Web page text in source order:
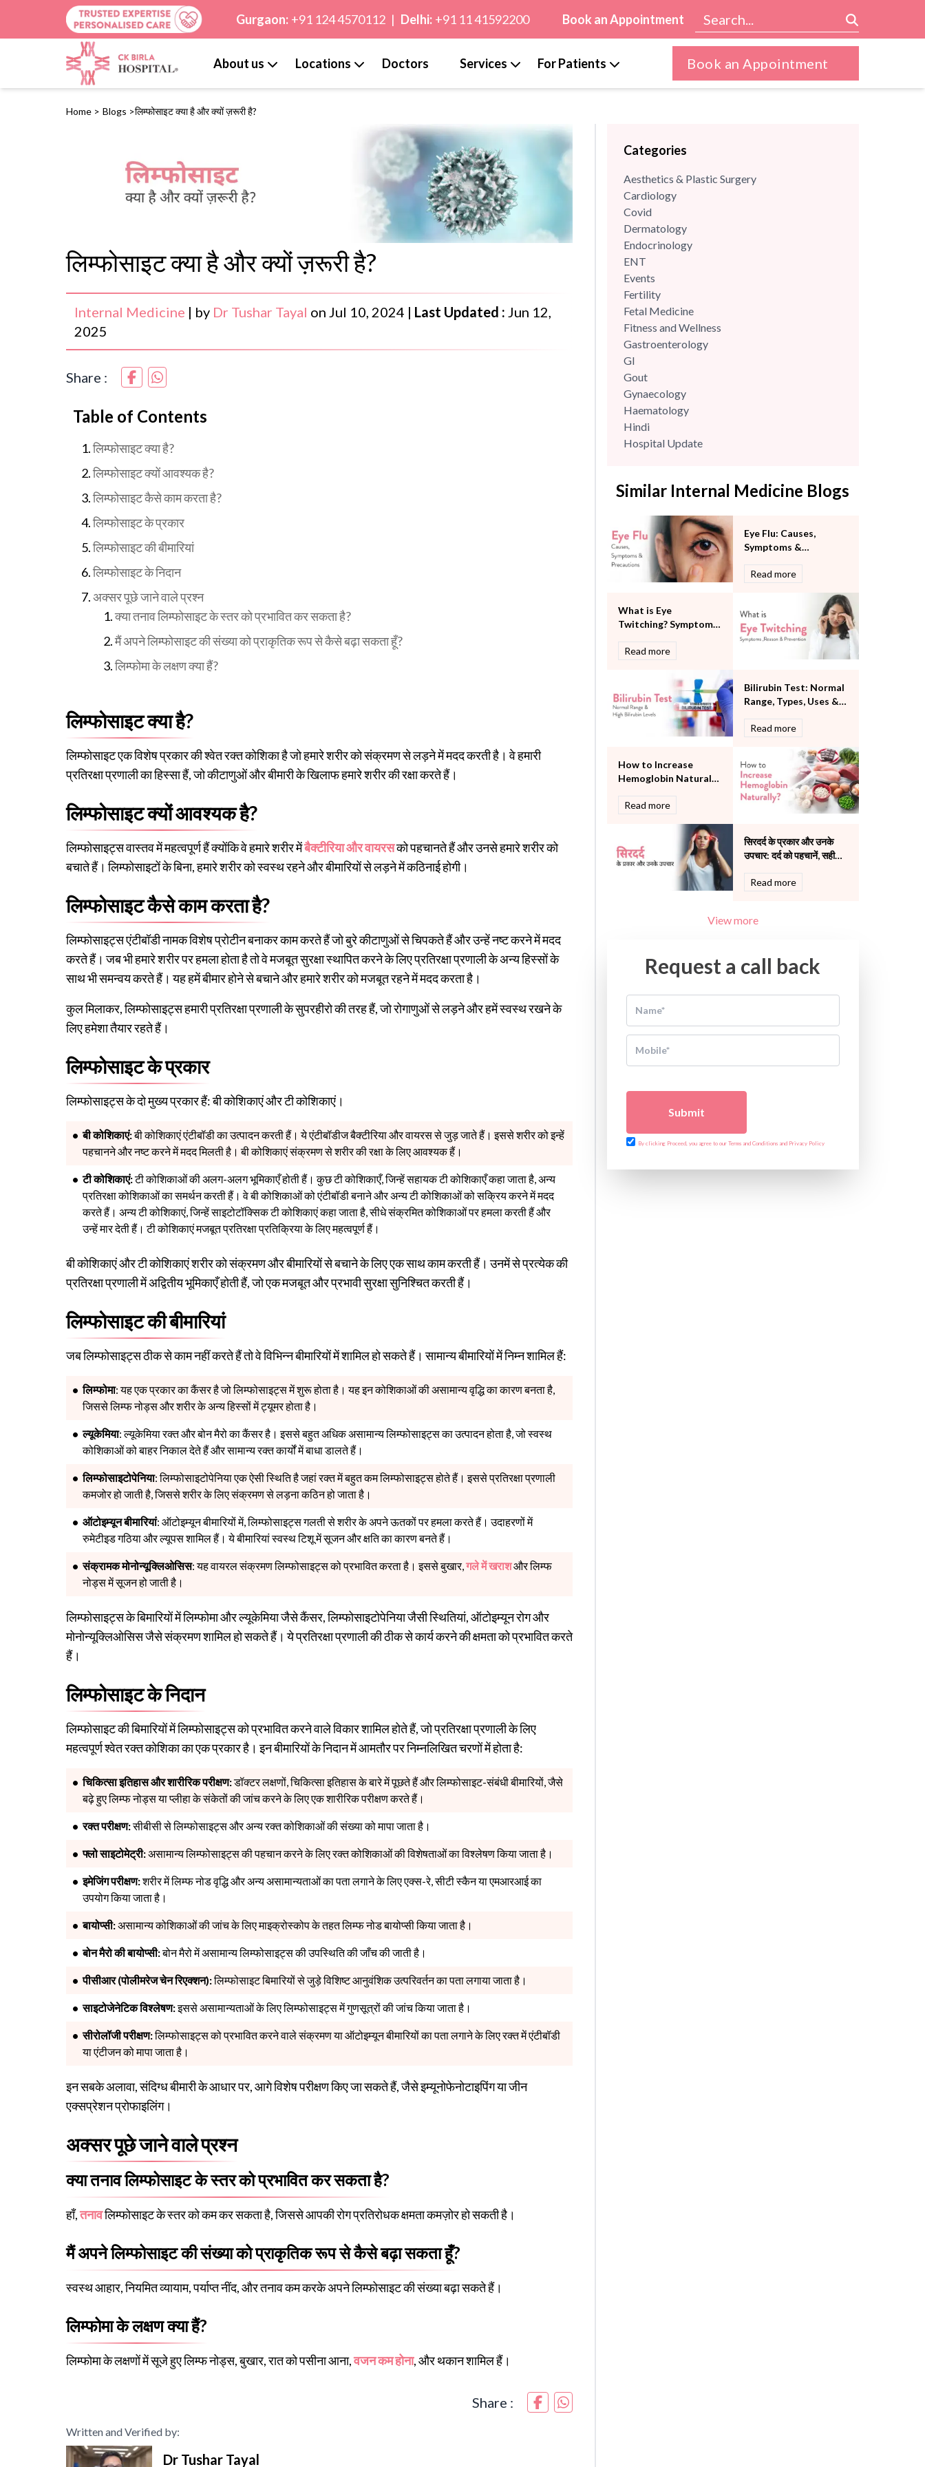
Gurgaon: +91 124 4570112 | Delhi: +91 11 41592200 Book an Appointment
About us Locations Doctors Services For Patients Book an Appointment
Home > Blogs >लिम्फोसाइट क्या है और क्यों ज़रूरी है?
लिम्फोसाइट क्या है और क्यों ज़रूरी है?
Internal Medicine | by Dr Tushar Tayal on Jul 10, 2024 | Last Updated : Jun 12,
2025
Share :
Table of Contents
लिम्फोसाइट क्या है?
लिम्फोसाइट क्यों आवश्यक है?
लिम्फोसाइट कैसे काम करता है?
लिम्फोसाइट के प्रकार
लिम्फोसाइट की बीमारियां
लिम्फोसाइट के निदान
अक्सर पूछे जाने वाले प्रश्न
क्या तनाव लिम्फोसाइट के स्तर को प्रभावित कर सकता है?
मैं अपने लिम्फोसाइट की संख्या को प्राकृतिक रूप से कैसे बढ़ा सकता हूँ?
लिम्फोमा के लक्षण क्या हैं?
लिम्फोसाइट क्या है?
लिम्फोसाइट एक विशेष प्रकार की श्वेत रक्त कोशिका है जो हमारे शरीर को संक्रमण से लड़ने में मदद करती है। वे हमारी
प्रतिरक्षा प्रणाली का हिस्सा हैं, जो कीटाणुओं और बीमारी के खिलाफ हमारे शरीर की रक्षा करते हैं।
लिम्फोसाइट क्यों आवश्यक है?
लिम्फोसाइट्स वास्तव में महत्वपूर्ण हैं क्योंकि वे हमारे शरीर मेंबैक्टीरिया और वायरसको पहचानते हैं और उनसे हमारे शरीर को
बचाते हैं। लिम्फोसाइटों के बिना, हमारे शरीर को स्वस्थ रहने और बीमारियों से लड़ने में कठिनाई होगी।
लिम्फोसाइट कैसे काम करता है?
लिम्फोसाइट्स एंटीबॉडी नामक विशेष प्रोटीन बनाकर काम करते हैं जो बुरे कीटाणुओं से चिपकते हैं और उन्हें नष्ट करने में मदद
करते हैं। जब भी हमारे शरीर पर हमला होता है तो वे मजबूत सुरक्षा स्थापित करने के लिए प्रतिरक्षा प्रणाली के अन्य हिस्सों के
साथ भी समन्वय करते हैं। यह हमें बीमार होने से बचाने और हमारे शरीर को मजबूत रहने में मदद करता है।
कुल मिलाकर, लिम्फोसाइट्स हमारी प्रतिरक्षा प्रणाली के सुपरहीरो की तरह हैं, जो रोगाणुओं से लड़ने और हमें स्वस्थ रखने के
लिए हमेशा तैयार रहते हैं।
लिम्फोसाइट के प्रकार
लिम्फोसाइट्स के दो मुख्य प्रकार हैं: बी कोशिकाएं और टी कोशिकाएं।
बी कोशिकाएं:बी कोशिकाएं एंटीबॉडी का उत्पादन करती हैं। ये एंटीबॉडीज बैक्टीरिया और वायरस से जुड़ जाते हैं। इससे शरीर को इन्हें
पहचानने और नष्ट करने में मदद मिलती है। बी कोशिकाएं संक्रमण से शरीर की रक्षा के लिए आवश्यक हैं।
टी कोशिकाएं:टी कोशिकाओं की अलग-अलग भूमिकाएँ होती हैं। कुछ टी कोशिकाएँ, जिन्हें सहायक टी कोशिकाएँ कहा जाता है, अन्य
प्रतिरक्षा कोशिकाओं का समर्थन करती हैं। वे बी कोशिकाओं को एंटीबॉडी बनाने और अन्य टी कोशिकाओं को सक्रिय करने में मदद
करते हैं। अन्य टी कोशिकाएं, जिन्हें साइटोटॉक्सिक टी कोशिकाएं कहा जाता है, सीधे संक्रमित कोशिकाओं पर हमला करती हैं और
उन्हें मार देती हैं। टी कोशिकाएं मजबूत प्रतिरक्षा प्रतिक्रिया के लिए महत्वपूर्ण हैं।
बी कोशिकाएं और टी कोशिकाएं शरीर को संक्रमण और बीमारियों से बचाने के लिए एक साथ काम करती हैं। उनमें से प्रत्येक की
प्रतिरक्षा प्रणाली में अद्वितीय भूमिकाएँ होती हैं, जो एक मजबूत और प्रभावी सुरक्षा सुनिश्चित करती हैं।
लिम्फोसाइट की बीमारियां
जब लिम्फोसाइट्स ठीक से काम नहीं करते हैं तो वे विभिन्न बीमारियों में शामिल हो सकते हैं। सामान्य बीमारियों में निम्न शामिल हैं:
लिम्फोमा: यह एक प्रकार का कैंसर है जो लिम्फोसाइट्स में शुरू होता है। यह इन कोशिकाओं की असामान्य वृद्धि का कारण बनता है,
जिससे लिम्फ नोड्स और शरीर के अन्य हिस्सों में ट्यूमर होता है।
ल्यूकेमिया: ल्यूकेमिया रक्त और बोन मैरो का कैंसर है। इससे बहुत अधिक असामान्य लिम्फोसाइट्स का उत्पादन होता है, जो स्वस्थ
कोशिकाओं को बाहर निकाल देते हैं और सामान्य रक्त कार्यों में बाधा डालते हैं।
लिम्फोसाइटोपेनिया: लिम्फोसाइटोपेनिया एक ऐसी स्थिति है जहां रक्त में बहुत कम लिम्फोसाइट्स होते हैं। इससे प्रतिरक्षा प्रणाली
कमजोर हो जाती है, जिससे शरीर के लिए संक्रमण से लड़ना कठिन हो जाता है।
ऑटोइम्यून बीमारियां: ऑटोइम्यून बीमारियों में, लिम्फोसाइट्स गलती से शरीर के अपने ऊतकों पर हमला करते हैं। उदाहरणों में
रुमेटीइड गठिया और ल्यूपस शामिल हैं। ये बीमारियां स्वस्थ टिशू में सूजन और क्षति का कारण बनते हैं।
संक्रामक मोनोन्यूक्लिओसिस: यह वायरल संक्रमण लिम्फोसाइट्स को प्रभावित करता है। इससे बुखार, गले में खराशऔर लिम्फ
नोड्स में सूजन हो जाती है।
लिम्फोसाइट्स के बिमारियों में लिम्फोमा और ल्यूकेमिया जैसे कैंसर, लिम्फोसाइटोपेनिया जैसी स्थितियां, ऑटोइम्यून रोग और
मोनोन्यूक्लिओसिस जैसे संक्रमण शामिल हो सकते हैं। ये प्रतिरक्षा प्रणाली की ठीक से कार्य करने की क्षमता को प्रभावित करते
हैं।
लिम्फोसाइट के निदान
लिम्फोसाइट की बिमारियों में लिम्फोसाइट्स को प्रभावित करने वाले विकार शामिल होते हैं, जो प्रतिरक्षा प्रणाली के लिए
महत्वपूर्ण श्वेत रक्त कोशिका का एक प्रकार है। इन बीमारियों के निदान में आमतौर पर निम्नलिखित चरणों में होता है:
चिकित्सा इतिहास और शारीरिक परीक्षण:डॉक्टर लक्षणों, चिकित्सा इतिहास के बारे में पूछते हैं और लिम्फोसाइट-संबंधी बीमारियों, जैसे
बढ़े हुए लिम्फ नोड्स या प्लीहा के संकेतों की जांच करने के लिए एक शारीरिक परीक्षण करते हैं।
रक्त परीक्षण:सीबीसी से लिम्फोसाइट्स और अन्य रक्त कोशिकाओं की संख्या को मापा जाता है।
फ्लो साइटोमेट्री:असामान्य लिम्फोसाइट्स की पहचान करने के लिए रक्त कोशिकाओं की विशेषताओं का विश्लेषण किया जाता है।
इमेजिंग परीक्षण:शरीर में लिम्फ नोड वृद्धि और अन्य असामान्यताओं का पता लगाने के लिए एक्स-रे, सीटी स्कैन या एमआरआई का
उपयोग किया जाता है।
बायोप्सी:असामान्य कोशिकाओं की जांच के लिए माइक्रोस्कोप के तहत लिम्फ नोड बायोप्सी किया जाता है।
बोन मैरो की बायोप्सी:बोन मैरो में असामान्य लिम्फोसाइट्स की उपस्थिति की जाँच की जाती है।
पीसीआर (पोलीमरेज चेन रिएक्शन):लिम्फोसाइट बिमारियों से जुड़े विशिष्ट आनुवंशिक उत्परिवर्तन का पता लगाया जाता है।
साइटोजेनेटिक विश्लेषण:इससे असामान्यताओं के लिए लिम्फोसाइट्स में गुणसूत्रों की जांच किया जाता है।
सीरोलॉजी परीक्षण:लिम्फोसाइट्स को प्रभावित करने वाले संक्रमण या ऑटोइम्यून बीमारियों का पता लगाने के लिए रक्त में एंटीबॉडी
या एंटीजन को मापा जाता है।
इन सबके अलावा,संदिग्ध बीमारी के आधार पर, आगे विशेष परीक्षण किए जा सकते हैं, जैसे इम्यूनोफेनोटाइपिंग या जीन
एक्सप्रेशन प्रोफाइलिंग।
अक्सर पूछे जाने वाले प्रश्न
क्या तनाव लिम्फोसाइट के स्तर को प्रभावित कर सकता है?
हाँ,तनावलिम्फोसाइट के स्तर को कम कर सकता है, जिससे आपकी रोग प्रतिरोधक क्षमता कमज़ोर हो सकती है।
मैं अपने लिम्फोसाइट की संख्या को प्राकृतिक रूप से कैसे बढ़ा सकता हूँ?
स्वस्थ आहार, नियमित व्यायाम, पर्याप्त नींद, और तनाव कम करके अपने लिम्फोसाइट की संख्या बढ़ा सकते हैं।
लिम्फोमा के लक्षण क्या हैं?
लिम्फोमा के लक्षणों में सूजे हुए लिम्फ नोड्स, बुखार, रात को पसीना आना,वजन कम होना, और थकान शामिल हैं।
Share :
Written and Verified by:
Dr Tushar Tayal
Categories
Aesthetics & Plastic Surgery
Cardiology
Covid
Dermatology
Endocrinology
ENT
Events
Fertility
Fetal Medicine
Fitness and Wellness
Gastroenterology
GI
Gout
Gynaecology
Haematology
Hindi
Hospital Update
Mental Health
Neonatology & Paediatrics
Nephrology & Dialysis
Neurology
Obstetrics
Other Services
Pulmonology
Rheumatology
Robotic Precision
The Breast Centre
The Oncology Centre
Women Wellness
Similar Internal Medicine Blogs
Eye Flu: Causes,
Symptoms &
Read more
What is Eye
Twitching? Symptoms,
Prevention
Read more
Bilirubin Test: Normal
Range, Types, Uses &
Levels Mean
Read more
How to Increase
Hemoglobin Naturally:
Read more
सिरदर्द के प्रकार और उनके
उपचार: दर्द को पहचानें, सही
Read more
View more
Request a call back
Submit
By clicking Proceed, you agree to our Terms and Conditions and Privacy Policy